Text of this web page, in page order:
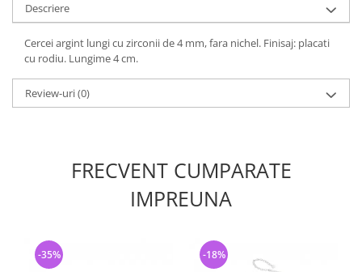
Descriere
Cercei argint lungi cu zirconii de 4 mm, fara nichel. Finisaj: placati
cu rodiu. Lungime 4 cm.
Review-uri(0)
FRECVENT CUMPARATE
IMPREUNA
-35% -18%